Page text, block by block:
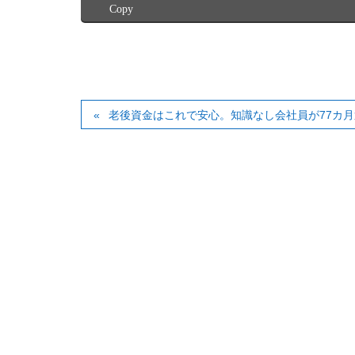
Copy
老後資金はこれで安心。知識なし会社員が77カ